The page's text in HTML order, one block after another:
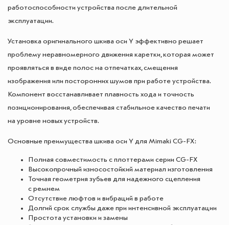
работоспособности устройства после длительной
эксплуатации.
Установка оригинального шкива оси Y эффективно решает
проблему неравномерного движения каретки, которая может
проявляться в виде полос на отпечатках, смещения
изображения или посторонних шумов при работе устройства.
Компонент восстанавливает плавность хода и точность
позиционирования, обеспечивая стабильное качество печати
на уровне новых устройств.
Основные преимущества шкива оси Y для Mimaki CG-FX:
Полная совместимость с плоттерами серии CG-FX
Высокопрочный износостойкий материал изготовления
Точная геометрия зубьев для надежного сцепления
с ремнем
Отсутствие люфтов и вибраций в работе
Долгий срок службы даже при интенсивной эксплуатации
Простота установки и замены